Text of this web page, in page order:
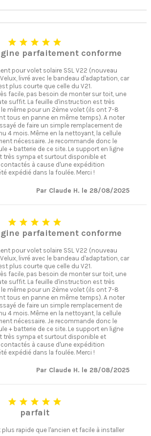
    
parfaitement conforme
pour volet solaire SSL V22 (nouveau
livré avec le bandeau d'adaptation, car
plus courte que celle du V21.
facile, pas besoin de monter sur toit, une
suffit. La feuille d'instruction est très
le même pour un 2ème volet (ils ont 7-8
tous en panne en même temps). A noter
de faire un simple remplacement de
4 mois. Même en la nettoyant, la cellule
nécessaire. Je recommande donc le
+ batterie de ce site. Le support en ligne
très sympa et surtout disponible et
à cause d'une expédition
expédié dans la foulée. Merci !
Par Claude H. le 28/08/2025
    
parfaitement conforme
pour volet solaire SSL V22 (nouveau
livré avec le bandeau d'adaptation, car
plus courte que celle du V21.
facile, pas besoin de monter sur toit, une
suffit. La feuille d'instruction est très
le même pour un 2ème volet (ils ont 7-8
tous en panne en même temps). A noter
de faire un simple remplacement de
4 mois. Même en la nettoyant, la cellule
nécessaire. Je recommande donc le
+ batterie de ce site. Le support en ligne
très sympa et surtout disponible et
à cause d'une expédition
expédié dans la foulée. Merci !
Par Claude H. le 28/08/2025
    
parfait
rapide que l'ancien et facile à installer